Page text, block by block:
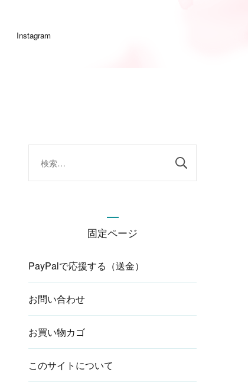
Instagram
固定ページ
PayPalで応援する（送金）
お問い合わせ
お買い物カゴ
このサイトについて